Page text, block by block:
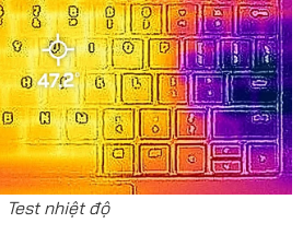
Test nhiệt độ